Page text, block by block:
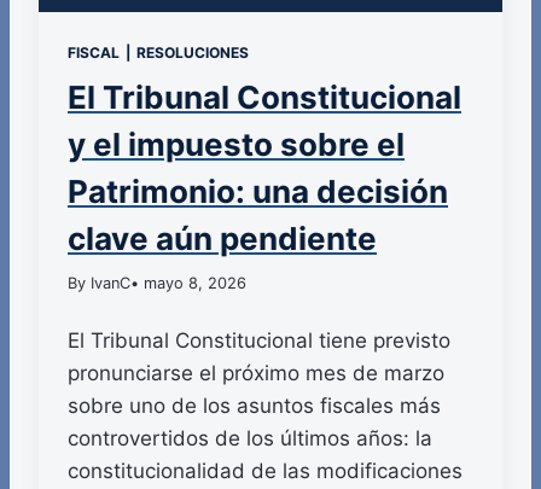
FISCAL RESOLUCIONES
El Tribunal Constitucional
y el impuesto sobre el
Patrimonio: una decisión
clave aún pendiente
By IvanC• mayo 8, 2026
El Tribunal Constitucional tiene previsto
pronunciarse el próximo mes de marzo
sobre uno de los asuntos fiscales más
controvertidos de los últimos años: la
constitucionalidad de las modificaciones